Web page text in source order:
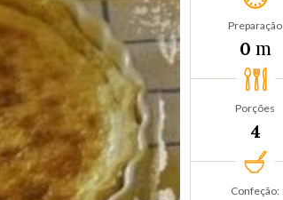
Preparação
0 m
Porções
4
Confeção: